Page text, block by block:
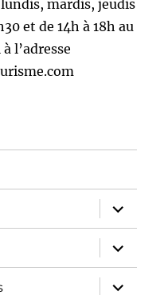
mardis, jeudis
et de 14h à 18h au
l’adresse
ouvrir
le
sous-
menu
ouvrir
le
sous-
menu
ouvrir